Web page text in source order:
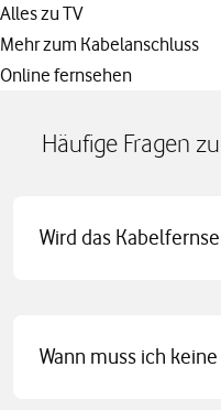
Alles zu TV
Mehr zum Kabelanschluss
Online fernsehen
Häufige Fragen
Wird das
Wann muss ich